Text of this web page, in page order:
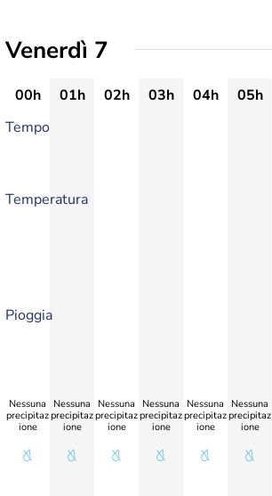
Venerdì 7
00h 01h 02h 03h 04h 05h
Tempo
Temperatura
Pioggia
Nessuna
precipitaz
ione
Nessuna
precipitaz
ione
Nessuna
precipitaz
ione
Nessuna
precipitaz
ione
Nessuna
precipitaz
ione
Nessuna
precipitaz
ione